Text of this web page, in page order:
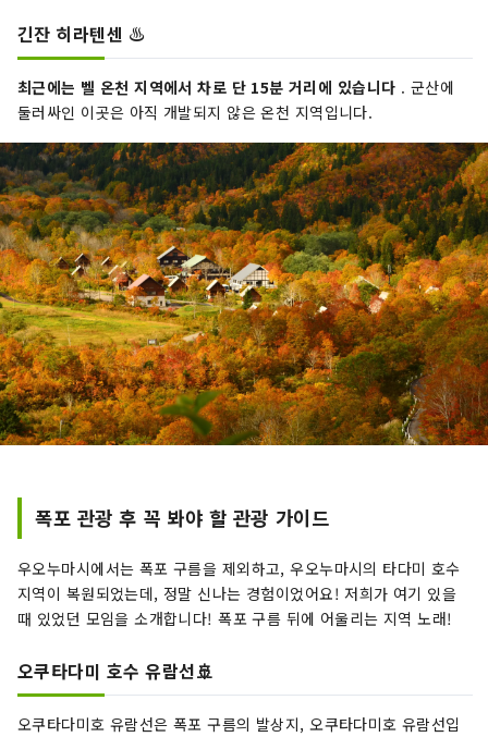
긴잔 히라텐센 ♨️
최근에는 벨 온천 지역에서 차로 단 15분 거리에 있습니다 . 군산에
둘러싸인 이곳은 아직 개발되지 않은 온천 지역입니다.
폭포 관광 후 꼭 봐야 할 관광 가이드
우오누마시에서는 폭포 구름을 제외하고, 우오누마시의 타다미 호수
지역이 복원되었는데, 정말 신나는 경험이었어요! 저희가 여기 있을
때 있었던 모임을 소개합니다! 폭포 구름 뒤에 어울리는 지역 노래!
오쿠타다미 호수 유람선🚢
오쿠타다미호 유람선은 폭포 구름의 발상지, 오쿠타다미호 유람선입